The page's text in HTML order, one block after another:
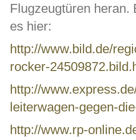
Flugzeugtüren heran.
es hier:
http://www.bild.de/
rocker-
http://
leiterwagen-gegen-
http://www.rp-